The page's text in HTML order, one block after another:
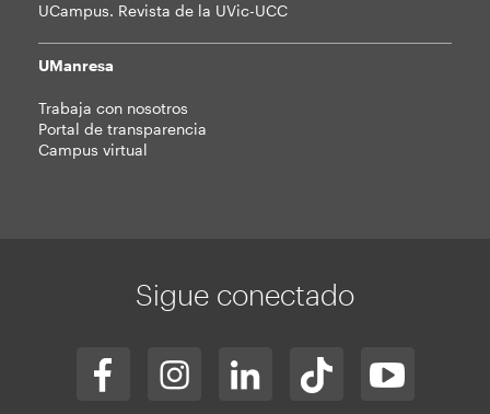
UCampus. Revista de la UVic-UCC
UManresa
Trabaja con nosotros
Portal de transparencia
Campus virtual
Sigue conectado